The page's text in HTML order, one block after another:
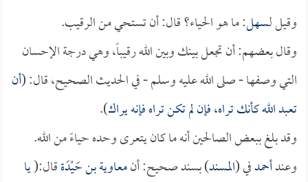
وقيل لـسهل: ما هو الحياء؟ قال: أن تستحي من الرقيب.
وقال بعضهم: أن تجعل بينك وبين الله رقيباً، وهي درجة الإحسان
التي وصفها - صلى الله عليه وسلم - في الحديث الصحيح، قال: (أن
تعبد الله كأنك تراه، فإن لم تكن تراه فإنه يراك).
وقد بلغ ببعض الصالحين أنه ما كان يتعرى وحده حياءً من الله.
وعندأحمدفي (المسند) بسند صحيح: أنمعاوية بن حَيْدَةقال:(يا